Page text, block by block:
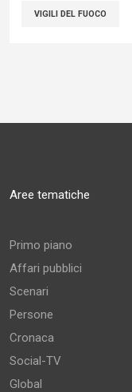
VIGILI DEL FUOCO
Aree tematiche
Primo piano
Affari pubblici
Scenari
Persone
Cronaca
Social-TV
Global